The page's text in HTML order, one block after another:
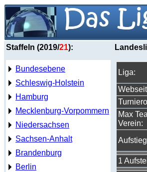
Staffeln (2019/21):
Bundesebene
Schleswig-Holstein
Hamburg
Mecklenburg-Vorpommern
Niedersachsen
Sachsen-Anhalt
Brandenburg
Berlin
Liga:
Max
Verein:
1